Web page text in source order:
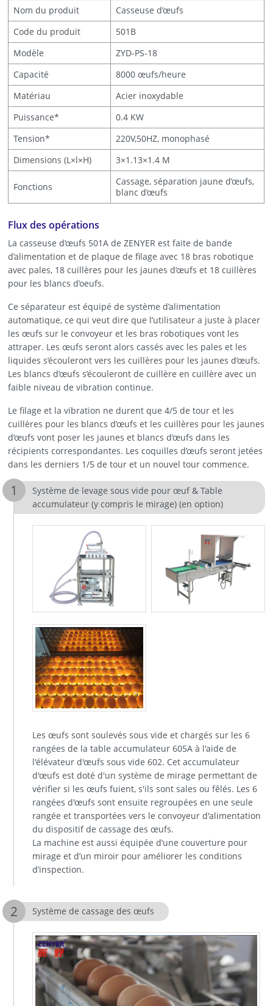
Nom du produit
Casseuse d’œufs
Code du produit
501B
Modèle
ZYD-PS-18
Capacité
8000 œufs/heure
Matériau
Acier inoxydable
Puissance*
0.4 KW
Tension*
220V,50HZ, monophasé
Dimensions (L×l×H)
3×1.13×1.4 M
Fonctions
Cassage, séparation jaune d’œufs,
blanc d’œufs
Flux des opérations
La casseuse d’œufs 501A de ZENYER est faite de bande
d’alimentation et de plaque de filage avec 18 bras robotique
avec pales, 18 cuillères pour les jaunes d’œufs et 18 cuillères
pour les blancs d’oeufs.
Ce séparateur est équipé de système d’alimentation
automatique, ce qui veut dire que l’utilisateur a juste à placer
les œufs sur le convoyeur et les bras robotiques vont les
attraper. Les œufs seront alors cassés avec les pales et les
liquides s’écouleront vers les cuillères pour les jaunes d’œufs.
Les blancs d’œufs s’écouleront de cuillère en cuillère avec un
faible niveau de vibration continue.
Le filage et la vibration ne durent que 4/5 de tour et les
cuillères pour les blancs d’œufs et les cuillères pour les jaunes
d’œufs vont poser les jaunes et blancs d’œufs dans les
récipients correspondantes. Les coquilles d’œufs seront jetées
dans les derniers 1/5 de tour et un nouvel tour commence.
Système de levage sous vide pour œuf & Table
accumulateur (y compris le mirage) (en option)
Les œufs sont soulevés sous vide et chargés sur les 6
rangées de la table accumulateur 605A à l'aide de
l'élévateur d'œufs sous vide 602. Cet accumulateur
d'œufs est doté d'un système de mirage permettant de
vérifier si les œufs fuient, s'ils sont sales ou fêlés. Les 6
rangées d'œufs sont ensuite regroupées en une seule
rangée et transportées vers le convoyeur d'alimentation
du dispositif de cassage des œufs.
La machine est aussi équipée d’une couverture pour
mirage et d’un miroir pour améliorer les conditions
d’inspection.
Système de cassage des œufs